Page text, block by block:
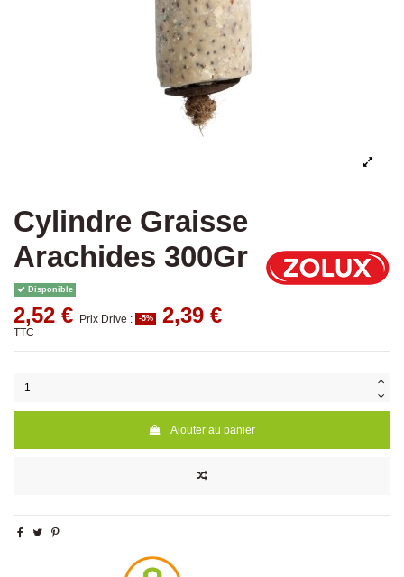
Cylindre Graisse
Arachides 300Gr
Disponible
2,52 € Prix Drive : -5% 2,39 €
TTC
Ajouter au panier